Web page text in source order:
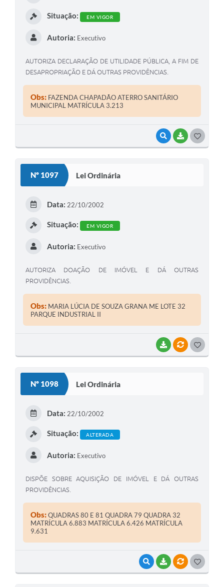
VISUALIZAR
BAIXAR
Situação: EM VIGOR
Autoria: Executivo
AUTORIZA DECLARAÇÃO DE UTILIDADE PÚBLICA, A FIM DE
DESAPROPRIAÇÃO E DÁ OUTRAS PROVIDÊNCIAS.
Obs: FAZENDA CHAPADÃO ATERRO SANITÁRIO
MUNICIPAL MATRÍCULA 3.213
Nº 1097 Lei Ordinária
BAIXARVÍNCULOS
Data: 22/10/2002
Situação: EM VIGOR
Autoria: Executivo
AUTORIZA DOAÇÃO DE IMÓVEL E DÁ OUTRAS
PROVIDÊNCIAS.
Obs: MARIA LÚCIA DE SOUZA GRANA ME LOTE 32
PARQUE INDUSTRIAL II
Nº 1098 Lei Ordinária
VISUALIZAR
BAIXARVÍNCULOS
Data: 22/10/2002
Situação: ALTERADA
Autoria: Executivo
DISPÕE SOBRE AQUISIÇÃO DE IMÓVEL E DÁ OUTRAS
PROVIDÊNCIAS.
Obs:QUADRAS 80 E 81 QUADRA 79 QUADRA 32
MATRÍCULA 6.883 MATRÍCULA 6.426 MATRÍCULA
9.631